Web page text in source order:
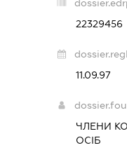
22329456
11.09.97
ЧЛЕНИ
ОСІБ